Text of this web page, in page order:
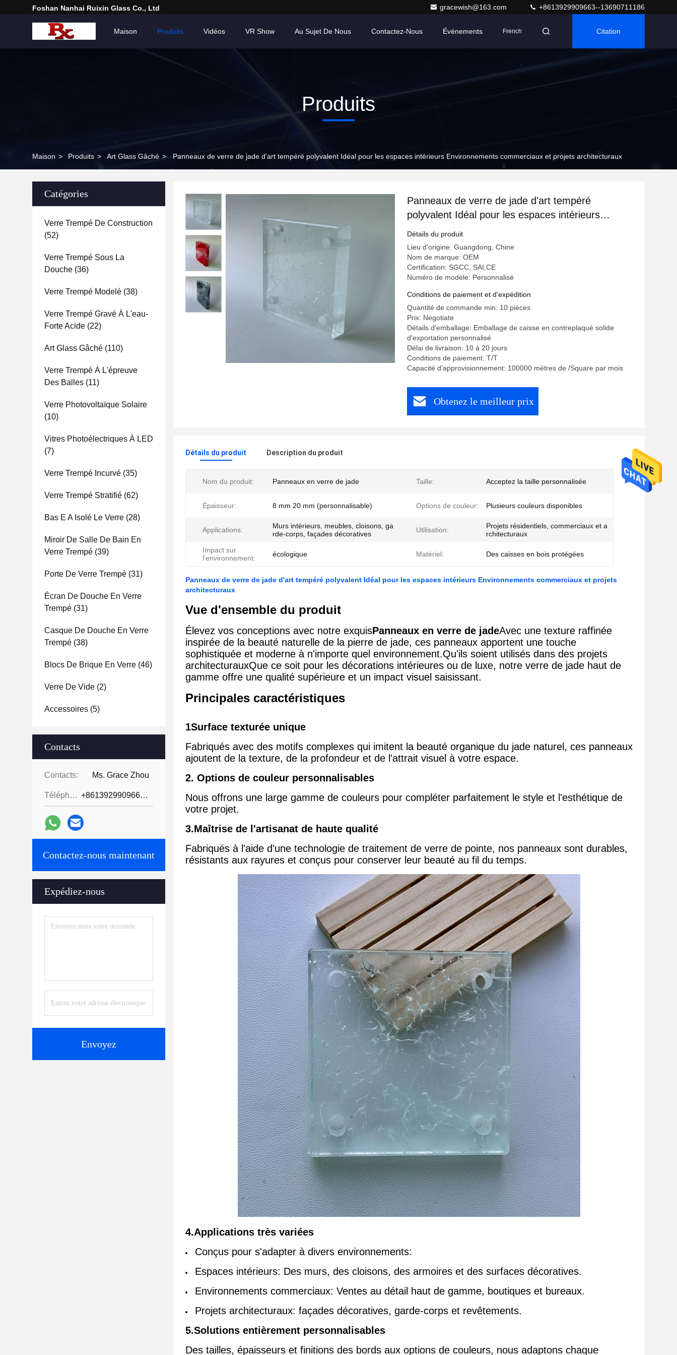
Foshan Nanhai Ruixin Glass Co., Ltd gracewish@163.com +8613929909663--13690711186
Maison Produits Vidéos VR Show Au Sujet De Nous Contactez-Nous Événements French Citation
Produits
Maison > Produits > Art Glass Gâché > Panneaux de verre de jade d'art tempéré polyvalent Idéal pour les espaces intérieurs Environnements commerciaux et projets architecturaux
Catégories
Verre Trempé De Construction
(52)
Verre Trempé Sous La
Douche (36)
Verre Trempé Modelé (38)
Verre Trempé Gravé À L'eau-
Forte Acide (22)
Art Glass Gâché (110)
Verre Trempé À L'épreuve
Des Balles (11)
Verre Photovoltaïque Solaire
(10)
Vitres Photoélectriques À LED
(7)
Verre Trempé Incurvé (35)
Verre Trempé Stratifié (62)
Bas E A Isolé Le Verre (28)
Miroir De Salle De Bain En
Verre Trempé (39)
Porte De Verre Trempé (31)
Écran De Douche En Verre
Trempé (31)
Casque De Douche En Verre
Trempé (38)
Blocs De Brique En Verre (46)
Verre De Vide (2)
Accessoires (5)
Contacts
Contacts: Ms. Grace Zhou
Téléphone: +8613929909663--13690711186
Contactez-nous maintenant
Expédiez-nous
Envoyez
Panneaux de verre de jade d'art tempéré
polyvalent Idéal pour les espaces intérieurs
Environnements commerciaux et projets
architecturaux
Détails du produit
Lieu d'origine: Guangdong, Chine
Nom de marque: OEM
Certification: SGCC, SAI,CE
Numéro de modèle: Personnalisé
Conditions de paiement et d'expédition
Quantité de commande min: 10 pièces
Prix: Negotiate
Détails d'emballage: Emballage de caisse en contreplaqué solide
d'exportation personnalisé
Délai de livraison: 10 à 20 jours
Conditions de paiement: T/T
Capacité d'approvisionnement: 100000 mètres de /Square par mois
Obtenez le meilleur prix
Détails du produit Description du produit
Nom du produit: Panneaux en verre de jade Taille: Acceptez la taille personnalisée
Épaisseur: 8 mm 20 mm (personnalisable) Options de couleur: Plusieurs couleurs disponibles
Applications:
Murs intérieurs, meubles, cloisons, ga
rde-corps, façades décoratives
Utilisation:
Projets résidentiels, commerciaux et a
rchitecturaux
Impact sur
l'environnement:
écologique Matériel: Des caisses en bois protégées
Panneaux de verre de jade d'art tempéré polyvalent Idéal pour les espaces intérieurs Environnements commerciaux et projets
architecturaux
Vue d'ensemble du produit
Élevez vos conceptions avec notre exquisPanneaux en verre de jadeAvec une texture raffinée
inspirée de la beauté naturelle de la pierre de jade, ces panneaux apportent une touche
sophistiquée et moderne à n'importe quel environnement.Qu'ils soient utilisés dans des projets
architecturauxQue ce soit pour les décorations intérieures ou de luxe, notre verre de jade haut de
gamme offre une qualité supérieure et un impact visuel saisissant.
Principales caractéristiques
1Surface texturée unique
Fabriqués avec des motifs complexes qui imitent la beauté organique du jade naturel, ces panneaux
ajoutent de la texture, de la profondeur et de l'attrait visuel à votre espace.
2. Options de couleur personnalisables
Nous offrons une large gamme de couleurs pour compléter parfaitement le style et l'esthétique de
votre projet.
3.Maîtrise de l'artisanat de haute qualité
Fabriqués à l'aide d'une technologie de traitement de verre de pointe, nos panneaux sont durables,
résistants aux rayures et conçus pour conserver leur beauté au fil du temps.
4.Applications très variées
Conçus pour s'adapter à divers environnements:
Espaces intérieurs: Des murs, des cloisons, des armoires et des surfaces décoratives.
Environnements commerciaux: Ventes au détail haut de gamme, boutiques et bureaux.
Projets architecturaux: façades décoratives, garde-corps et revêtements.
5.Solutions entièrement personnalisables
Des tailles, épaisseurs et finitions des bords aux options de couleurs, nous adaptons chaque